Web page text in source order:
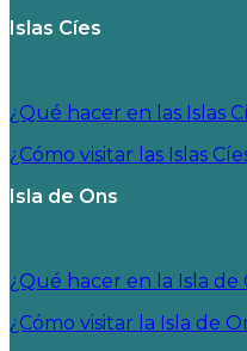
Islas Cíes
¿Qué hacer en las Islas
¿Cómo visitar las Islas
Isla de Ons
¿Qué hacer en la Isla de
¿Cómo visitar la Isla de